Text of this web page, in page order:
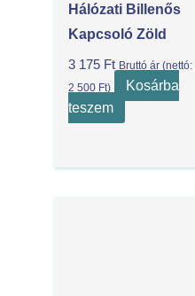
Hálózati Billenős
Kapcsoló Zöld
3 175 Ft Bruttó ár (nettó:
2 500 Ft)
Kosárba
teszem